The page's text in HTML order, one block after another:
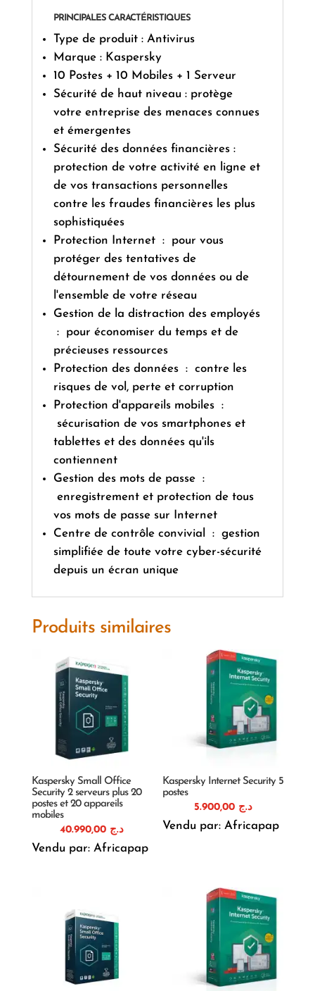
PRINCIPALES CARACTÉRISTIQUES
Type de produit : Antivirus
Marque : Kaspersky
10 Postes + 10 Mobiles + 1 Serveur
Sécurité de haut niveau : protège
votre entreprise des menaces connues
et émergentes
Sécurité des données financières :
protection de votre activité en ligne et
de vos transactions personnelles
contre les fraudes financières les plus
sophistiquées
Protection Internet : pour vous
protéger des tentatives de
détournement de vos données ou de
l'ensemble de votre réseau
Gestion de la distraction des employés
: pour économiser du temps et de
précieuses ressources
Protection des données : contre les
risques de vol, perte et corruption
Protection d'appareils mobiles :
sécurisation de vos smartphones et
tablettes et des données qu'ils
contiennent
Gestion des mots de passe :
enregistrement et protection de tous
vos mots de passe sur Internet
Centre de contrôle convivial : gestion
simplifiée de toute votre cyber-sécurité
depuis un écran unique
Produits similaires
Kaspersky Small Office
Security 2 serveurs plus 20
postes et 20 appareils
mobiles
د.ج
Vendu par: Africapap
Kaspersky Internet Security 5
postes
د.ج 5.900,00
Vendu par: Africapap